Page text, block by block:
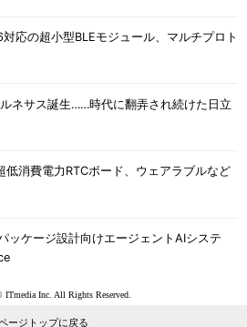
応の超小型BLEモジュール、マルチプロト
ネサス誕生……時代に翻弄され続けた日立
低消費電力RTCボード、ウェアラブルなど
ッケージ設計向けエージェントAIシステ
Inc. All Rights Reserved.
ージトップに戻る